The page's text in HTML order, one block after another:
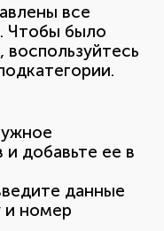
все
Чтобы было
добавьте ее в
данные
и номер